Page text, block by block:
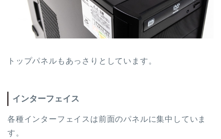
トップパネルもあっさりとしています。
インターフェイス
各種インターフェイスは前面のパネルに集中していま
す。